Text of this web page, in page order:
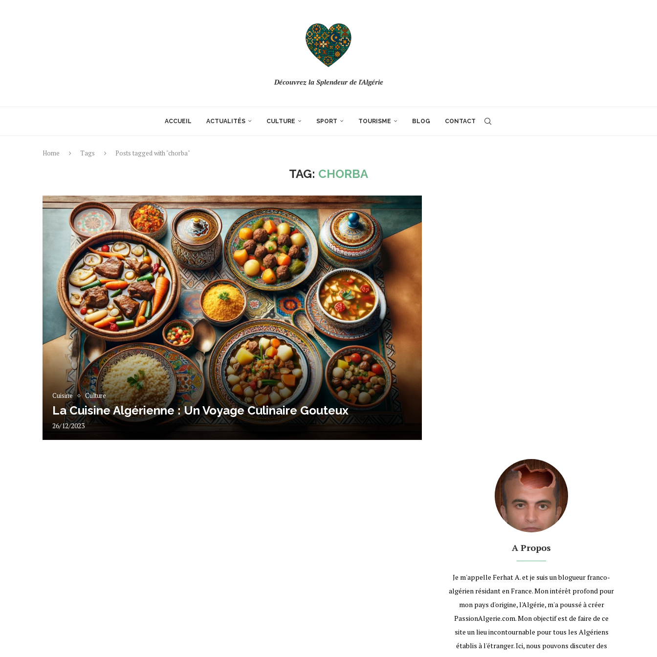
Découvrez la Splendeur de l'Algérie
ACCUEIL ACTUALITÉS CULTURE SPORT TOURISME BLOG CONTACT
Home Tags Posts tagged with "chorba"
TAG: CHORBA
Cuisine Culture
La Cuisine Algérienne : Un Voyage Culinaire Gouteux
26/12/2023
A Propos
Je m'appelle Ferhat A. et je suis un blogueur franco-
algérien résidant en France. Mon intérêt profond pour
mon pays d'origine, l'Algérie, m'a poussé à créer
PassionAlgerie.com. Mon objectif est de faire de ce
site un lieu incontournable pour tous les Algériens
établis à l'étranger. Ici, nous pouvons discuter des